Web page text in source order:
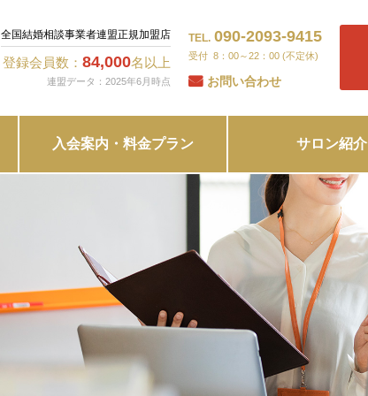
全国結婚相談事業者連盟正規加盟店
登録会員数： 84,000名以上
連盟データ：2025年6月時点
TEL. 090-2093-9415
8：00～22：00 (不定休)
お問い合わせ
入会案内・料金プラン サロン紹介